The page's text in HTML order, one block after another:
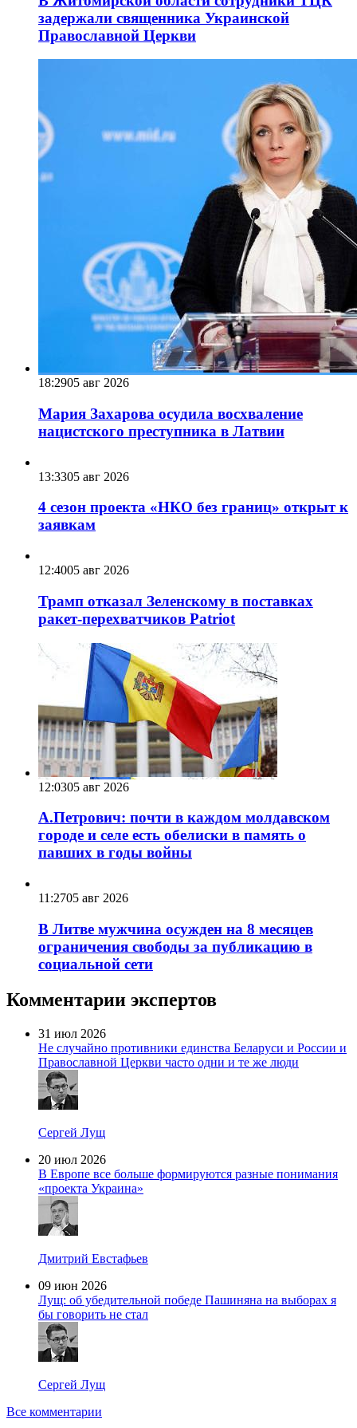
задержали священника Украинской
Православной Церкви
18:2905 авг 2026
Мария Захарова осудила восхваление
нацистского преступника в Латвии
13:3305 авг 2026
4 сезон проекта «НКО без границ» открыт к
заявкам
12:4005 авг 2026
Трамп отказал Зеленскому в поставках
ракет-перехватчиков Patriot
12:0305 авг 2026
А.Петрович: почти в каждом молдавском
городе и селе есть обелиски в память о
павших в годы войны
11:2705 авг 2026
В Литве мужчина осужден на 8 месяцев
ограничения свободы за публикацию в
социальной сети
Комментарии экспертов
31 июл 2026
Не случайно противники единства Беларуси и России и
Православной Церкви часто одни и те же люди
Сергей Лущ
20 июл 2026
В Европе все больше формируются разные понимания
«проекта Украина»
Дмитрий Евстафьев
09 июн 2026
Лущ: об убедительной победе Пашиняна на выборах я
бы говорить не стал
Сергей Лущ
Все комментарии